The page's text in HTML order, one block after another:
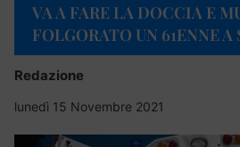
VA A FARE LA DOCCIA E
FOLGORATO UN 61ENNE A
Redazione
lunedì 15 Novembre 2021